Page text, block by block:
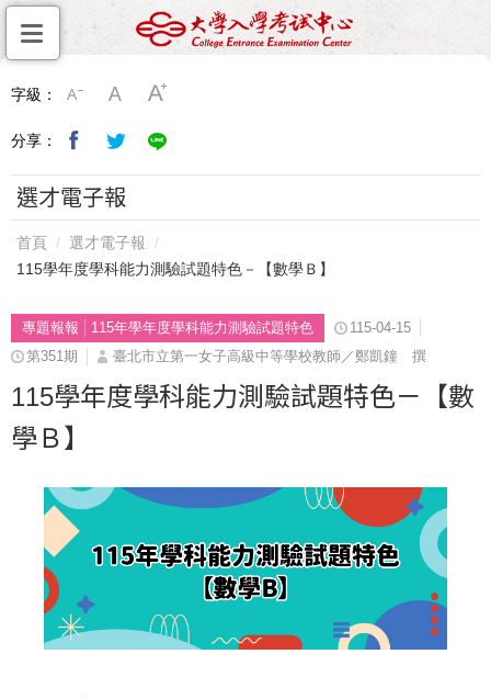
字級：
分享：
選才電子報
首頁
選才電子報
115學年度學科能力測驗試題特色－【數學Ｂ】
專題報報 115年學年度學科能力測驗試題特色
115-04-15
第351期
臺北市立第一女子高級中等學校教師／鄭凱鐘 撰
115學年度學科能力測驗試題特色－【數
學Ｂ】